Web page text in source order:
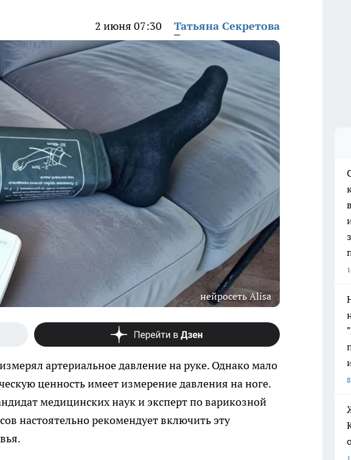
2 июня 07:30 Татьяна Секретова
нейросеть Alisa
артериальное давление на руке. Однако мало
ценность имеет измерение давления на ноге.
медицинских наук и эксперт по варикозной
настоятельно рекомендует включить эту